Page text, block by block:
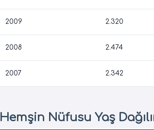
2009 2.320
2008 2.474
2007 2.342
Hemşin Nüfusu Yaş